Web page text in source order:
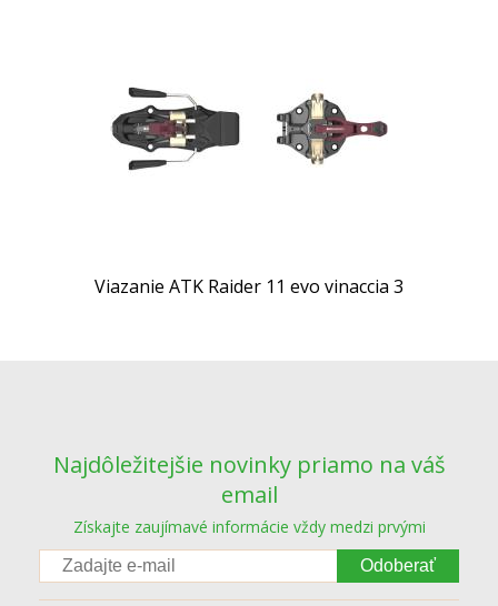
Viazanie ATK Raider 11 evo vinaccia 3
Najdôležitejšie novinky priamo na váš
email
Získajte zaujímavé informácie vždy medzi prvými
Odoberať